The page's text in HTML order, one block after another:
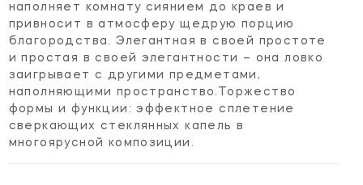
наполняет комнату сиянием до краев и
привносит в атмосферу щедрую порцию
благородства. Элегантная в своей простоте
и простая в своей элегантности – она ловко
заигрывает с другими предметами,
наполняющими пространство.Торжество
формы и функции: эффектное сплетение
сверкающих стеклянных капель в
многоярусной композиции.